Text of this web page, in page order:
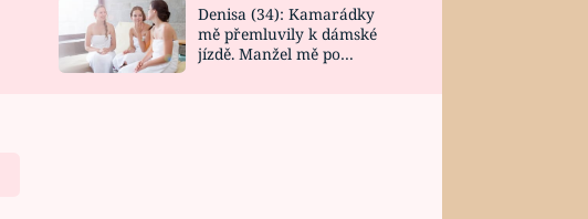
DESIGN
Denisa (34): Kamarádky
mě přemluvily k dámské
jízdě. Manžel mě po